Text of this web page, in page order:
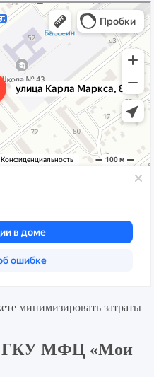
минимизировать затраты
ГКУ МФЦ «Мои